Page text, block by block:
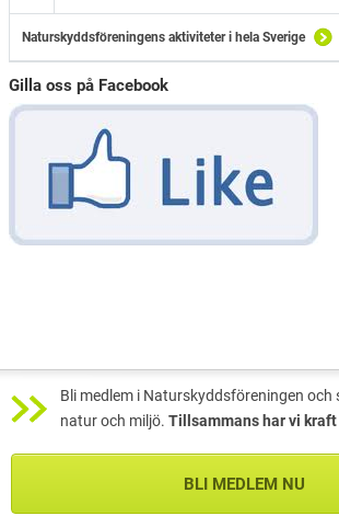
Naturskyddsföreningens aktiviteter i hela Sverige
Gilla oss på Facebook
Bli medlem i Naturskyddsföreningen
natur och miljö. Tillsammans har vi
BLI MEDLEM NU